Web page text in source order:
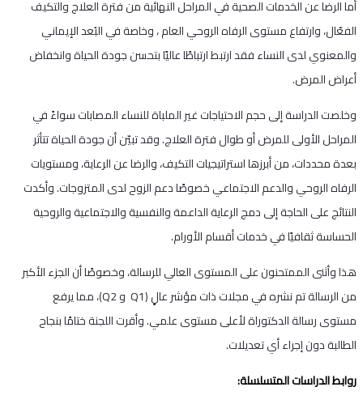
أما الرضا عن الخدمات الصحية في المراحل النهائية من فترة العلاج والتكيف
الفعّال، وارتفاع مستوى الرفاه الروحي العام ، وخاصة في البُعد الإيماني
والمعنوي لدى النساء فقد ارتبط ارتباطًا عاليًا بتحسن جودة الحياة وانخفاض
أعراض المرض.
وخلصت الدراسة إلى حجم الاحتياجات غير الملباة للنساء المصابات سواءً في
المراحل الأولى للمرض أو طوال فترة العلاج. وقد تبيّن أن جودة الحياة تتأثر
بعدة محددات، من أبرزها استراتيجيات التكيف، والرضا عن الرعاية، ومستويات
الرفاه الروحي والدعم الاجتماعي خصوصًا دعم الزوح لدى المتزوجات. وأكدت
النتائج على الحاجة إلى دمج الرعاية الداعمة والنفسية والاجتماعية والروحية
الحساسة ثقافيًا في خدمات أقسام الأورام.
هذا وأثنى الممتحنون على المستوى العالي للرسالة، وخصوصًا أن الجزء الأكبر
من الرسالة تم نشره في مجلات ذات مؤشر عالٍ (Q1 و Q2)، مما يرفع
مستوى رسالة الدكتوراة لأعلى مستوى علمي. وأقرت اللجنة ختامًا بنجاح
الطالبة دون إجراء أي تعديلات.
روابط الدراسات المتسلسلة: